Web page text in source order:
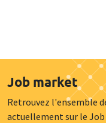
Job market
Retrouvez l'ensemble
actuellement sur le